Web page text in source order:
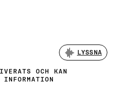
LYSSNA
OCH KAN